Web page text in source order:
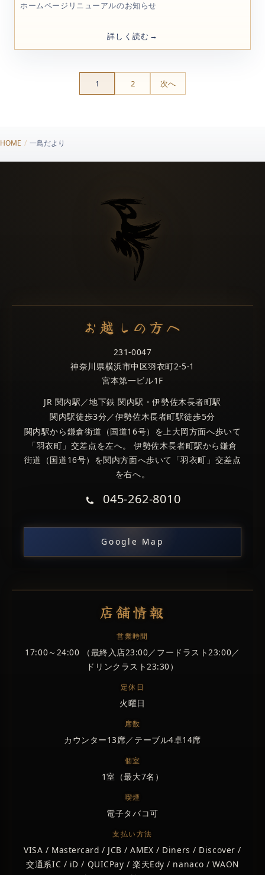
ホームページリニューアルのお知らせ
詳しく読む
1 2 次へ
HOME / 一鳥だより
お越しの方へ
231-0047
神奈川県横浜市中区羽衣町2-5-1
宮本第一ビル1F
JR 関内駅／地下鉄 関内駅・伊勢佐木長者町駅
関内駅徒歩3分／伊勢佐木長者町駅徒歩5分
関内駅から鎌倉街道（国道16号）を上大岡方面へ歩いて
「羽衣町」交差点を左へ。 伊勢佐木長者町駅から鎌倉
街道（国道16号）を関内方面へ歩いて「羽衣町」交差点
を右へ。
045-262-8010
Google Map
店舗情報
営業時間
17:00～24:00 （最終入店23:00／フードラスト23:00／
ドリンクラスト23:30）
定休日
火曜日
席数
カウンター13席／テーブル4卓14席
個室
1室（最大7名）
喫煙
電子タバコ可
支払い方法
VISA / Mastercard / JCB / AMEX / Diners / Discover /
交通系IC / iD / QUICPay / 楽天Edy / nanaco / WAON